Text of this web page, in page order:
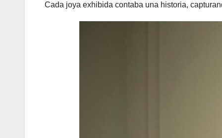
Cada joya exhibida contaba una historia,